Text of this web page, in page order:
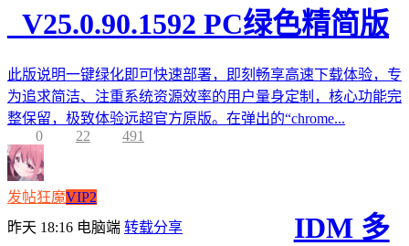
_V25.0.90.1592 PC绿色精简版
此版说明一键绿化即可快速部署，即刻畅享高速下载体验，专
为追求简洁、注重系统资源效率的用户量身定制，核心功能完
整保留，极致体验远超官方原版。在弹出的“chrome...
0
22 491
发帖狂魔VIP2
昨天 18:16 电脑端 转载分享
IDM 多